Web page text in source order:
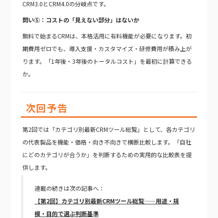
CRM3.0とCRM4.0の分岐点です。
問い⑤：コストの「見えない部分」はないか
無料で始まるCRMは、本格活用に有料機能が必要になります。初
期費用ゼロでも、導入支援・カスタマイズ・研修費用が積み上が
ります。「1年後・3年後のトータルコスト」を最初に計算できる
か。
次回予告
第2回では「カテゴリ別最新CRMツール総覧」として、各カテゴリ
の代表製品を機能・価格・向き不向きで横断比較します。「自社
にどのカテゴリが合うか」を判断するための実用的な比較表を提
供します。
連載の続きは次の記事へ：
【第2回】カテゴリ別最新CRMツール総覧——用途・規
模・目的で選ぶ判断基準